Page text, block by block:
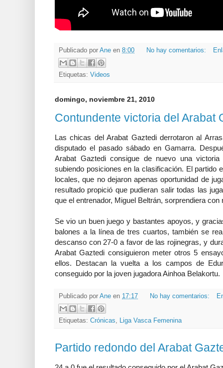
Publicado por Ane en 8:00 No hay comentarios:
Etiquetas: Videos
domingo, noviembre 21, 2010
Contundente victoria del Arabat
Las chicas del Arabat Gaztedi derrotaron al
disputado el pasado sábado en Gamarra.
Arabat Gaztedi consigue de nuevo una
subiendo posiciones en la clasificación. El partido
locales, que no dejaron apenas oportunidad de
resultado propició que pudieran salir todas las
que el entrenador, Miguel Beltrán, sorprendiera
Se vio un buen juego y bastantes apoyos, y
balones a la línea de tres cuartos, también se
descanso con 27-0 a favor de las rojinegras, y
Arabat Gaztedi consiguieron meter otros 5
ellos. Destacan la vuelta a los campos de
conseguido por la joven jugadora Ainhoa Belakortu.
Publicado por Ane en 17:17 No hay comentarios:
Etiquetas: Crónicas, Liga Vasca Femenina
Partido redondo del Arabat